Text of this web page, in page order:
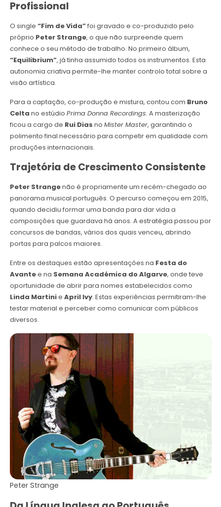
Profissional
O single “Fim de Vida”foi gravado e co-produzido pelo
próprio Peter Strange, o que não surpreende quem
conhece o seu método de trabalho. No primeiro álbum,
“Equilibrium”, já tinha assumido todos os instrumentos. Esta
autonomia criativa permite-lhe manter controlo total sobre a
visão artística.
Para a captação, co-produção e mistura, contou com Bruno
Celta no estúdio Prima Donna Recordings. A masterização
ficou a cargo de Rui Dias no Mister Master, garantindo o
polimento final necessário para competir em qualidade com
produções internacionais.
Trajetória de Crescimento Consistente
Peter Strangenão é propriamente um recém-chegado ao
panorama musical português. O percurso começou em 2015,
quando decidiu formar uma banda para dar vida a
composições que guardava há anos. A estratégia passou por
concursos de bandas, vários dos quais venceu, abrindo
portas para palcos maiores.
Entre os destaques estão apresentações na Festa do
Avantee na Semana Académica do Algarve, onde teve
oportunidade de abrir para nomes estabelecidos como
Linda Martinie April Ivy. Estas experiências permitiram-lhe
testar material e perceber como comunicar com públicos
diversos.
Peter Strange